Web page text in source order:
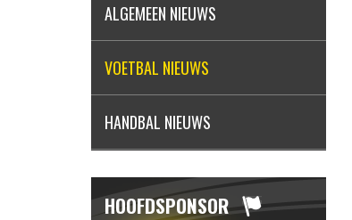
ALGEMEEN NIEUWS
VOETBAL NIEUWS
HANDBAL NIEUWS
HOOFDSPONSOR